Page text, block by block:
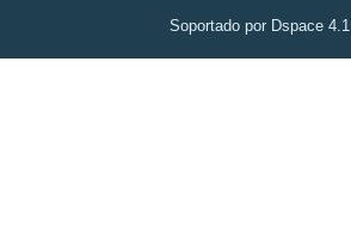
Soportado por Dspace 4.1